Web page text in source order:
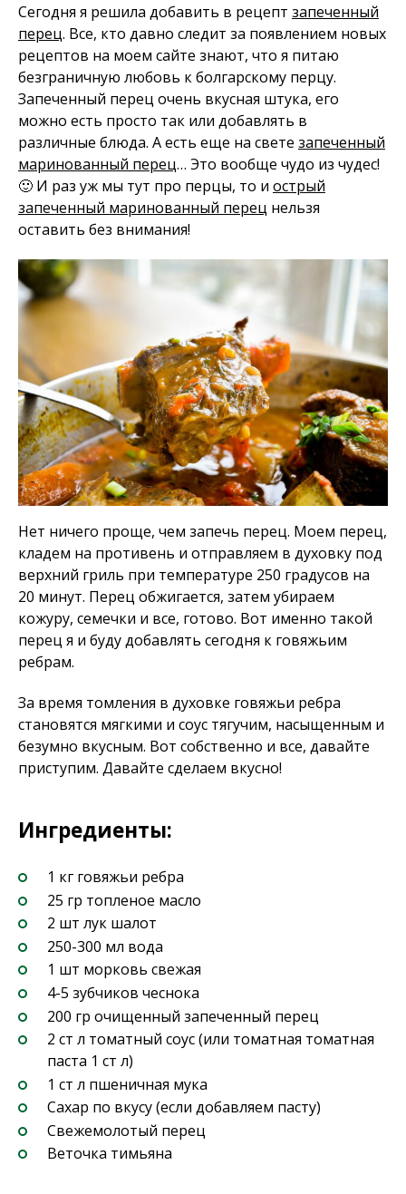
Сегодня я решила добавить в рецепт запеченный
перец. Все, кто давно следит за появлением новых
рецептов на моем сайте знают, что я питаю
безграничную любовь к болгарскому перцу.
Запеченный перец очень вкусная штука, его
можно есть просто так или добавлять в
различные блюда. А есть еще на свете запеченный
маринованный перец… Это вообще чудо из чудес!
🙂 И раз уж мы тут про перцы, то и острый
запеченный маринованный перец нельзя
оставить без внимания!
Нет ничего проще, чем запечь перец. Моем перец,
кладем на противень и отправляем в духовку под
верхний гриль при температуре 250 градусов на
20 минут. Перец обжигается, затем убираем
кожуру, семечки и все, готово. Вот именно такой
перец я и буду добавлять сегодня к говяжьим
ребрам.
За время томления в духовке говяжьи ребра
становятся мягкими и соус тягучим, насыщенным и
безумно вкусным. Вот собственно и все, давайте
приступим. Давайте сделаем вкусно!
Ингредиенты:
1 кг говяжьи ребра
25 гр топленое масло
2 шт лук шалот
250-300 мл вода
1 шт морковь свежая
4-5 зубчиков чеснока
200 гр очищенный запеченный перец
2 ст л томатный соус (или томатная томатная
паста 1 ст л)
1 ст л пшеничная мука
Сахар по вкусу (если добавляем пасту)
Свежемолотый перец
Веточка тимьяна